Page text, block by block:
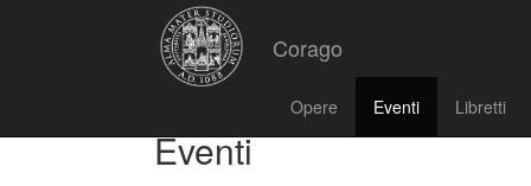
Corago
Opere Eventi Libretti
Eventi